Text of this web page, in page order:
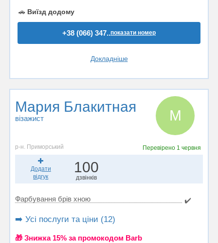
🚗 Виїзд додому
+38 (066) 347..показати номер
Докладніше
Мария Блакитная
візажист М
р-н. Приморський Перевірено 1 червня
Додати
відгук
100
дзвінків
Фарбування брів хною ✔️
➡️ Усі послуги та ціни (12)
🎁 Знижка 15% за промокодом Barb